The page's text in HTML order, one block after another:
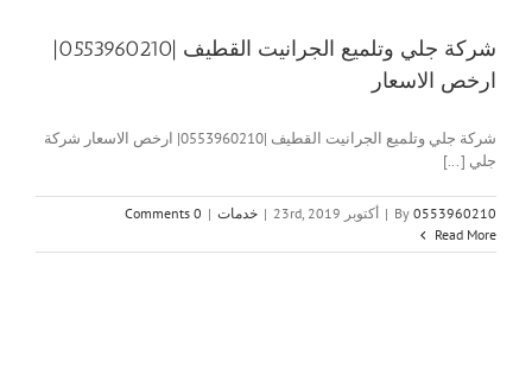
شركة جلي وتلميع الجرانيت القطيف |0553960210|
ارخص الاسعار
شركة جلي وتلميع الجرانيت القطيف |0553960210| ارخص الاسعار شركة
جلي [...]
By 0553960210
| أكتوبر 23rd, 2019 | خدمات |
0 Comments
Read More